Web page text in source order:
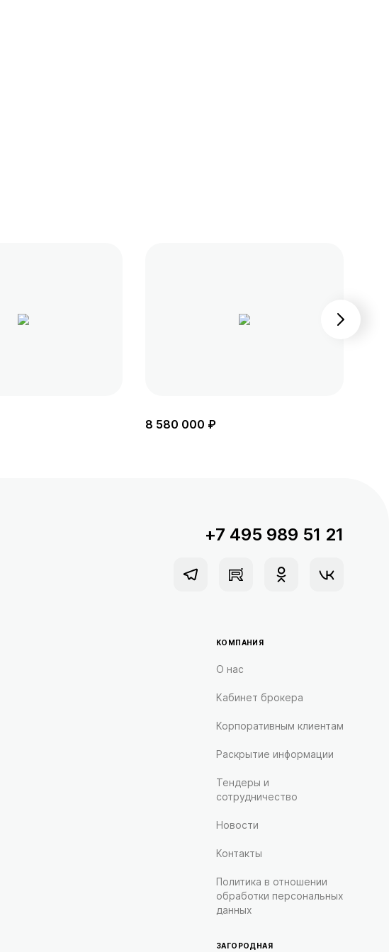
8 580 000 ₽
+7 495 989 51 21
КОМПАНИЯ
О нас
Кабинет брокера
Корпоративным клиентам
Раскрытие информации
Тендеры и
сотрудничество
Новости
Контакты
Политика в отношении
обработки персональных
данных
ЗАГОРОДНАЯ